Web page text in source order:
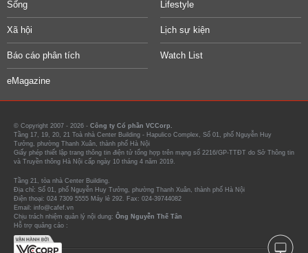
Sống Lifestyle
Xã hội Lịch sự kiện
Báo cáo phân tích Watch List
eMagazine
© Copyright 2007 - 2026 - Công ty Cổ phần VCCorp.
Tầng 17, 19, 20, 21 Toà nhà Center Building - Hapulico Complex, Số 01, phố Nguyễn Huy
Tưởng, phường Thanh Xuân, thành phố Hà Nội
Giấy phép thiết lập trang thông tin điện tử tổng hợp trên mạng số 2216/GP-TTĐT do Sở Thông tin
và Truyền thông Hà Nội cấp ngày 10 tháng 4 năm 2019.
Tầng 21, tòa nhà Center Building.
Địa chỉ: Số 01, phố Nguyễn Huy Tưởng, phường Thanh Xuân, thành phố Hà Nội
Điện thoại: 024 7309 5555 Máy lẻ 292. Fax: 024-39744082
Email: info@cafef.vn
Chịu trách nhiệm quản lý nội dung: Ông Nguyễn Thế Tân
Hỗ trợ quảng cáo :